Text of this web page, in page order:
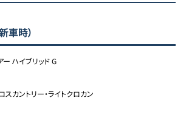
車時）
ハイブリッド G